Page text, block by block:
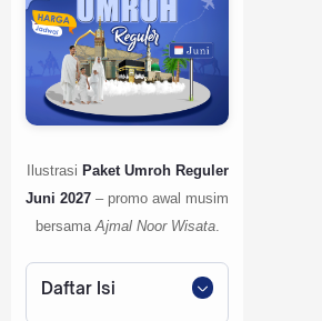
Ilustrasi Paket Umroh Reguler
Juni 2027 – promo awal musim
bersama Ajmal Noor Wisata.
Daftar Isi